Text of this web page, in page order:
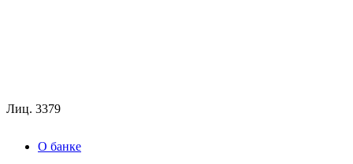
Лиц. 3379
О банке